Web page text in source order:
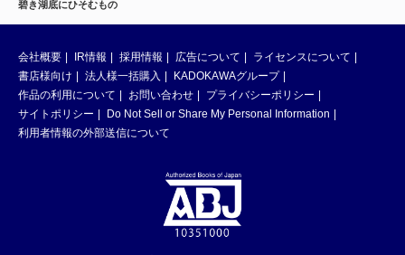
碧き湖底にひそむもの
会社概要 IR情報 採用情報 広告について
ライセンスについて
書店様向け
法人様一括購入
KADOKAWAグループ
作品の利用について
お問い合わせ
プライバシーポリシー
サイトポリシー
Do Not Sell or Share My Personal Information
利用者情報の外部送信について